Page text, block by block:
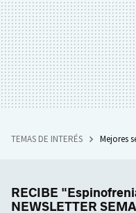
TEMAS DE INTERÉS Mejores
RECIBE
NEWSLETTER